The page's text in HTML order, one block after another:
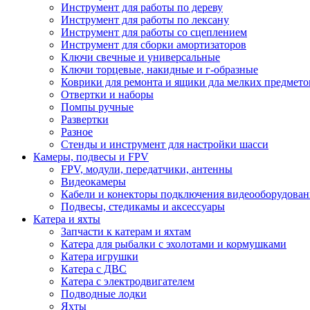
Инструмент для работы по дереву
Инструмент для работы по лексану
Инструмент для работы со сцеплением
Инструмент для сборки амортизаторов
Ключи свечные и универсальные
Ключи торцевые, накидные и г-образные
Коврики для ремонта и ящики дла мелких
Отвертки и наборы
Помпы ручные
Развертки
Разное
Стенды и инструмент для настройки шасси
Камеры, подвесы и FPV
FPV, модули, передатчики, антенны
Видеокамеры
Кабели и конекторы подключения
Подвесы, стедикамы и аксессуары
Катера и яхты
Запчасти к катерам и яхтам
Катера для рыбалки с эхолотами и кормушками
Катера игрушки
Катера с ДВС
Катера с электродвигателем
Подводные лодки
Яхты